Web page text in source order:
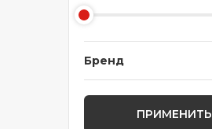
Бренд
ПРИМЕНИТЬ